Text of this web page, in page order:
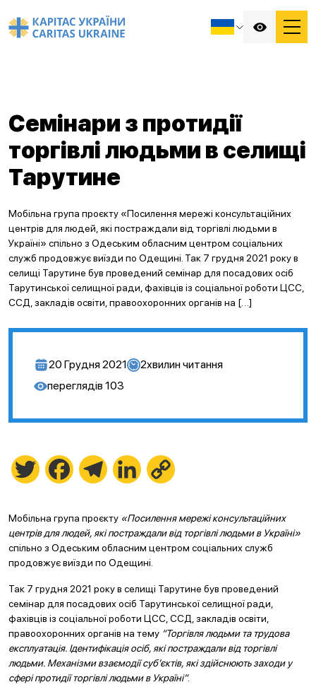
Семінари з протидії
торгівлі людьми в селищі
Тарутине
Мобільна група проєкту «Посилення мережі консультаційних
центрів для людей, які постраждали від торгівлі людьми в
Україні» спільно з Одеським обласним центром соціальних
служб продовжує виїзди по Одещині. Так 7 грудня 2021 року в
селищі Тарутине був проведений семінар для посадових осіб
Тарутинської селищної ради, фахівців із соціальної роботи ЦСС,
ССД, закладів освіти, правоохоронних органів на […]
20 Грудня 2021 2хвилин читання
переглядів 103
Twitter FacebookTelegramLinkedIn
Мобільна група проєкту «Посилення мережі консультаційних
центрів для людей, які постраждали від торгівлі людьми в Україні»
спільно з Одеським обласним центром соціальних служб
продовжує виїзди по Одещині.
Так 7 грудня 2021 року в селищі Тарутине був проведений
семінар для посадових осіб Тарутинської селищної ради,
фахівців із соціальної роботи ЦСС, ССД, закладів освіти,
правоохоронних органів на тему “Торгівля людьми та трудова
експлуатація. Ідентифікація осіб, які постраждали від торгівлі
людьми. Механізми взаємодії суб’єктів, які здійснюють заходи у
сфері протидії торгівлі людьми в Україні”.